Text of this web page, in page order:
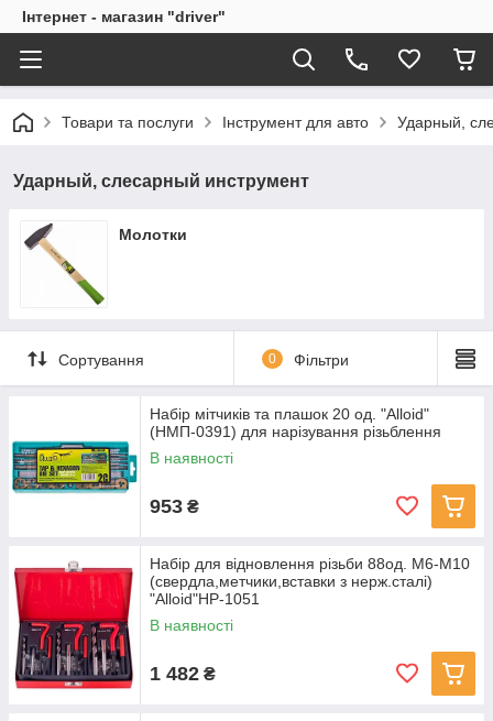
Інтернет - магазин "driver"
Товари та послуги Інструмент для авто Ударный,
Ударный, слесарный инструмент
Молотки
Сортування 0 Фільтри
Набір мітчиків та плашок 20 од. "Alloid"
(НМП-0391) для нарізування різьблення
В наявності
953 ₴
Набір для відновлення різьби 88од. М6-М10
(свердла,метчики,вставки з нерж.сталі)
"Alloid"HP-1051
В наявності
1 482 ₴